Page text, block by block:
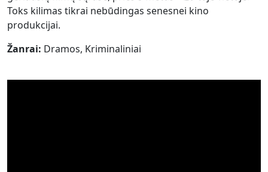
Toks kilimas tikrai nebūdingas senesnei kino
produkcijai.
Žanrai: Dramos, Kriminaliniai